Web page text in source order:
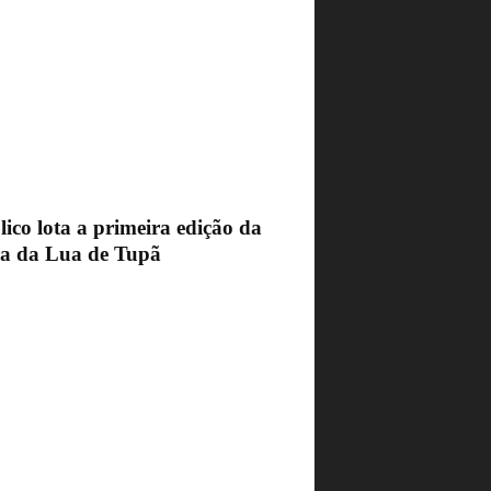
lota a primeira edição da
da Lua de Tupã